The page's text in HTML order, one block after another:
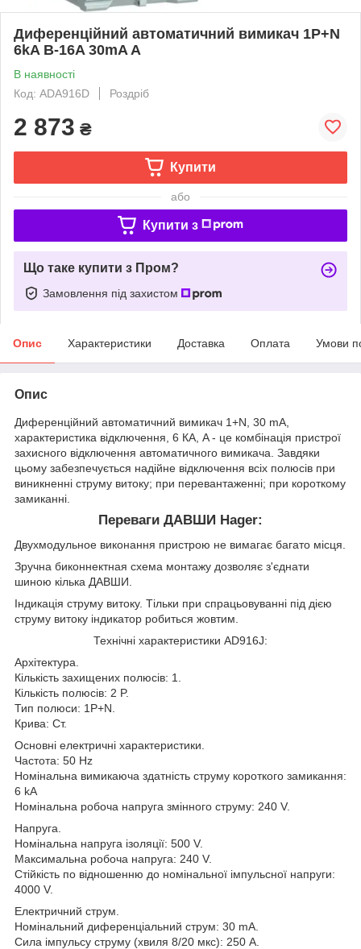
Диференційний автоматичний вимикач 1P+N
6kA B-16A 30mA A
В наявності
Код: ADA916D
Роздріб
2 873 ₴
Купити
або
Купити з
Що таке купити з Пром?
Замовлення під захистом
Опис Характеристики Доставка Оплата Умови
Опис
Диференційний автоматичний вимикач 1+N, 30 mA,
характеристика відключення, 6 КА, A - це комбінація пристрої
захисного відключення автоматичного вимикача. Завдяки
цьому забезпечується надійне відключення всіх полюсів при
виникненні струму витоку; при перевантаженні; при короткому
замиканні.
Переваги ДАВШИ Hager:
Двухмодульное виконання пристрою не вимагає багато місця.
Зручна биконнектная схема монтажу дозволяє з'єднати
шиною кілька ДАВШИ.
Індикація струму витоку. Тільки при спрацьовуванні під дією
струму витоку індикатор робиться жовтим.
Технічні характеристики AD916J:
Архітектура.
Кількість захищених полюсів: 1.
Кількість полюсів: 2 P.
Тип полюси: 1P+N.
Крива: Ст.
Основні електричні характеристики.
Частота: 50 Hz
Номінальна вимикаюча здатність струму короткого замикання:
6 kA
Номінальна робоча напруга змінного струму: 240 V.
Напруга.
Номінальна напруга ізоляції: 500 V.
Максимальна робоча напруга: 240 V.
Стійкість по відношенню до номінальної імпульсної напруги:
4000 V.
Електричний струм.
Номінальний диференціальний струм: 30 mA.
Сила імпульсу струму (хвиля 8/20 мкс): 250 A.